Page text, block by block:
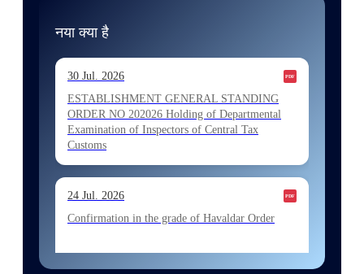
नया क्या है
30 Jul. 2026
ESTABLISHMENT GENERAL STANDING
ORDER NO 202026 Holding of Departmental
Examination of Inspectors of Central Tax
Customs
24 Jul. 2026
Confirmation in the grade of Havaldar Order